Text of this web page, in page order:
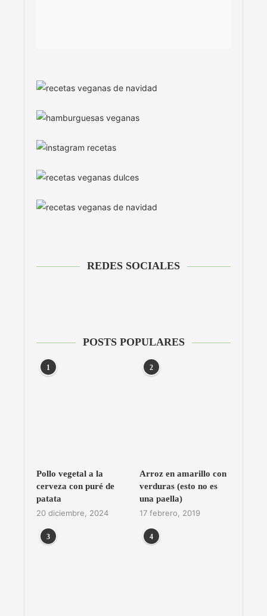
REDES SOCIALES
POSTS POPULARES
1
Pollo vegetal a la
cerveza con puré de
patata
20 diciembre, 2024
2
Arroz en amarillo con
verduras (esto no es
una paella)
17 febrero, 2019
3 4